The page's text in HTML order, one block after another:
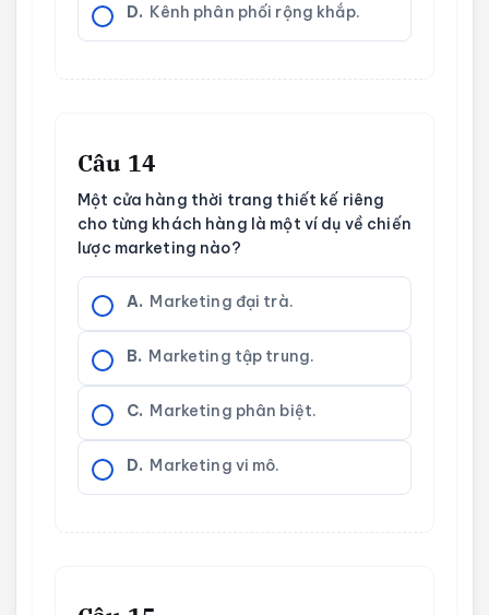
D. Kênh phân phối rộng khắp.
Câu 14
Một cửa hàng thời trang thiết kế riêng
cho từng khách hàng là một ví dụ về chiến
lược marketing nào?
A. Marketing đại trà.
B. Marketing tập trung.
C. Marketing phân biệt.
D. Marketing vi mô.